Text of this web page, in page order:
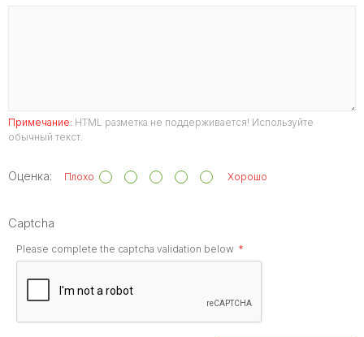
Примечание: HTML разметка не поддерживается! Используйте
обычный текст.
Оценка: Плохо Хорошо
Captcha
Please complete the captcha validation below